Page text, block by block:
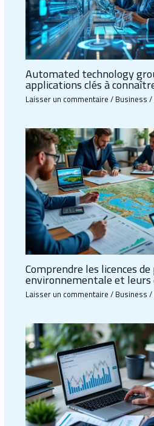
Automated technology
applications clés à
Laisser un commentaire/Business/
Comprendre les licences
environnementale et leurs
Laisser un commentaire/Business/